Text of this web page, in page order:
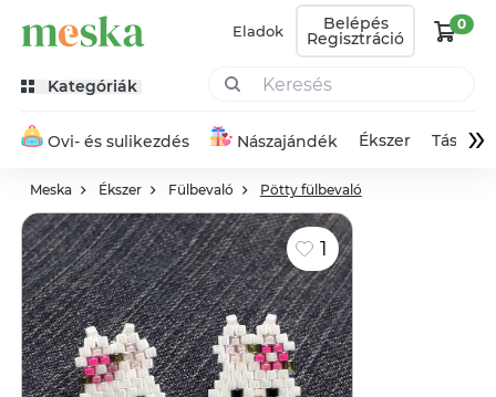
Eladok Belépés
Regisztráció
0
Kategóriák
Ovi- és sulikezdés Nászajándék Ékszer Táska»
Meska Ékszer Fülbevaló Pötty fülbevaló
1